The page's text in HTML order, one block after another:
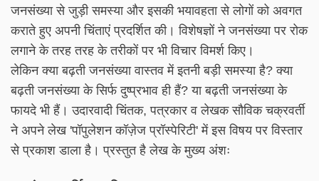
जनसंख्या से जुड़ी समस्या और इसकी भयावहता से लोगों को अवगत
कराते हुए अपनी चिंताएं प्रदर्शित की। विशेषज्ञों ने जनसंख्या पर रोक
लगाने के तरह तरह के तरीकों पर भी विचार विमर्श किए।
लेकिन क्या बढ़ती जनसंख्या वास्तव में इतनी बड़ी समस्या है? क्या
बढ़ती जनसंख्या के सिर्फ दुष्प्रभाव ही हैं? या बढ़ती जनसंख्या के
फायदे भी हैं। उदारवादी चिंतक, पत्रकार व लेखक सौविक चक्रवर्ती
ने अपने लेख 'पॉपुलेशन कॉज़ेज प्रॉस्पेरिटी' में इस विषय पर विस्तार
से प्रकाश डाला है। प्रस्तुत है लेख के मुख्य अंशः